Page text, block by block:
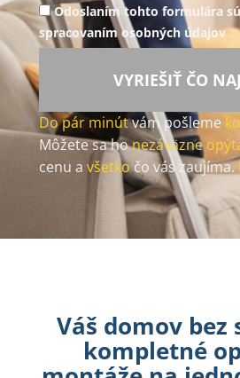
Odoslaním tohto formulára
spracovaním osobných údajov
VYRIEŠIŤ ČO
Do pár minútvám pošleme
Môžete sa honezáväzne
cenu a všetkočo vás zaujíma.
Váš domov bez
kompletné